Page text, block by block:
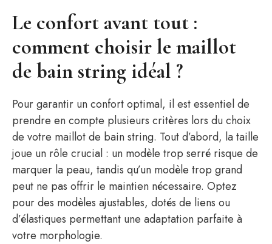
Le confort avant tout :
comment choisir le maillot
de bain string idéal ?
Pour garantir un confort optimal, il est essentiel de
prendre en compte plusieurs critères lors du choix
de votre maillot de bain string. Tout d’abord, la taille
joue un rôle crucial : un modèle trop serré risque de
marquer la peau, tandis qu’un modèle trop grand
peut ne pas offrir le maintien nécessaire. Optez
pour des modèles ajustables, dotés de liens ou
d’élastiques permettant une adaptation parfaite à
votre morphologie.